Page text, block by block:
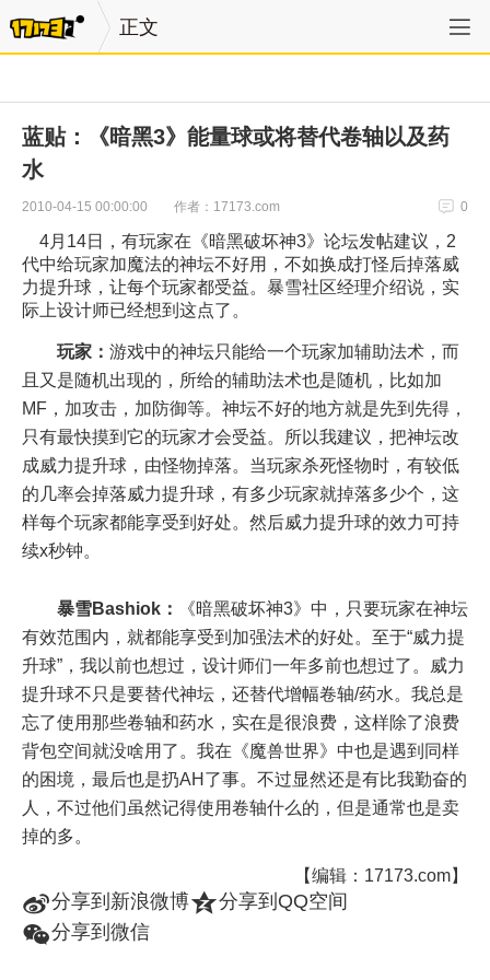
正文
蓝贴：《暗黑3》能量球或将替代卷轴以及药
水
2010-04-15 00:00:00 作者：17173.com 0
4月14日，有玩家在《暗黑破坏神3》论坛发帖建议，2
代中给玩家加魔法的神坛不好用，不如换成打怪后掉落威
力提升球，让每个玩家都受益。暴雪社区经理介绍说，实
际上设计师已经想到这点了。
玩家： 游戏中的神坛只能给一个玩家加辅助法术，而
且又是随机出现的，所给的辅助法术也是随机，比如加
MF，加攻击，加防御等。神坛不好的地方就是先到先得，
只有最快摸到它的玩家才会受益。所以我建议，把神坛改
成威力提升球，由怪物掉落。当玩家杀死怪物时，有较低
的几率会掉落威力提升球，有多少玩家就掉落多少个，这
样每个玩家都能享受到好处。然后威力提升球的效力可持
续x秒钟。
暴雪Bashiok：
《暗黑破坏神3》中，只要玩家在神坛
有效范围内，就都能享受到加强法术的好处。至于“威力提
升球”，我以前也想过，设计师们一年多前也想过了。威力
提升球不只是要替代神坛，还替代增幅卷轴/药水。我总是
忘了使用那些卷轴和药水，实在是很浪费，这样除了浪费
背包空间就没啥用了。我在《魔兽世界》中也是遇到同样
的困境，最后也是扔AH了事。不过显然还是有比我勤奋的
人，不过他们虽然记得使用卷轴什么的，但是通常也是卖
掉的多。
【编辑：17173.com】
t分享到新浪微博z分享到QQ空间
w分享到微信